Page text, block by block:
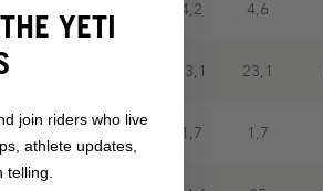
4,2 4,6
23,1 23,1
1,7 1,7
YETI
join riders who live
athlete updates,